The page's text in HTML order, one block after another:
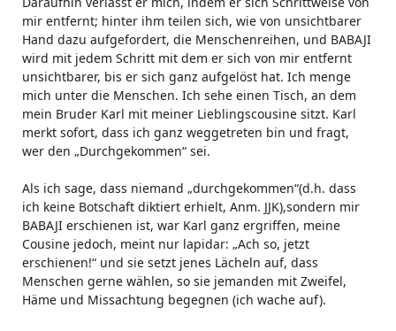
mir entfernt; hinter ihm teilen sich, wie von unsichtbarer
Hand dazu aufgefordert, die Menschenreihen, und BABAJI
wird mit jedem Schritt mit dem er sich von mir entfernt
unsichtbarer, bis er sich ganz aufgelöst hat. Ich menge
mich unter die Menschen. Ich sehe einen Tisch, an dem
mein Bruder Karl mit meiner Lieblingscousine sitzt. Karl
merkt sofort, dass ich ganz weggetreten bin und fragt,
wer den „Durchgekommen“ sei.
Als ich sage, dass niemand „durchgekommen“(d.h. dass
ich keine Botschaft diktiert erhielt, Anm. JJK),sondern mir
BABAJI erschienen ist, war Karl ganz ergriffen, meine
Cousine jedoch, meint nur lapidar: „Ach so, jetzt
erschienen!“ und sie setzt jenes Lächeln auf, dass
Menschen gerne wählen, so sie jemanden mit Zweifel,
Häme und Missachtung begegnen (ich wache auf).